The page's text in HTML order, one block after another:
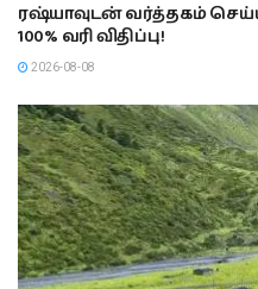
ரஷ்யாவுடன் வர்த்தகம்
100% வரி விதிப்பு!
2026-08-08